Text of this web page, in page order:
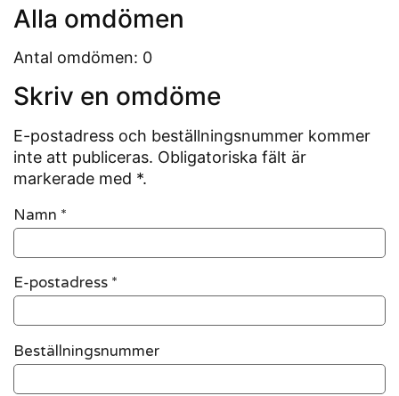
Alla omdömen
Antal omdömen: 0
Skriv en omdöme
E-postadress och beställningsnummer kommer
inte att publiceras. Obligatoriska fält är
markerade med *.
Namn *
E-postadress *
Beställningsnummer